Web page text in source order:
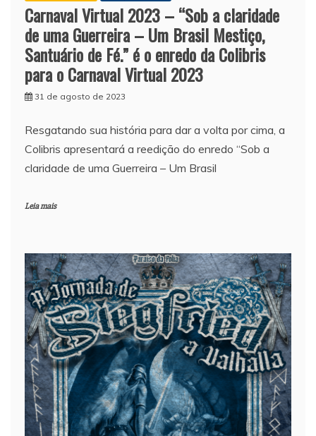
Carnaval Virtual 2023 – “Sob a claridade
de uma Guerreira – Um Brasil Mestiço,
Santuário de Fé.” é o enredo da Colibris
para o Carnaval Virtual 2023
31 de agosto de 2023
Resgatando sua história para dar a volta por cima, a
Colibris apresentará a reedição do enredo “Sob a
claridade de uma Guerreira – Um Brasil
Leia mais